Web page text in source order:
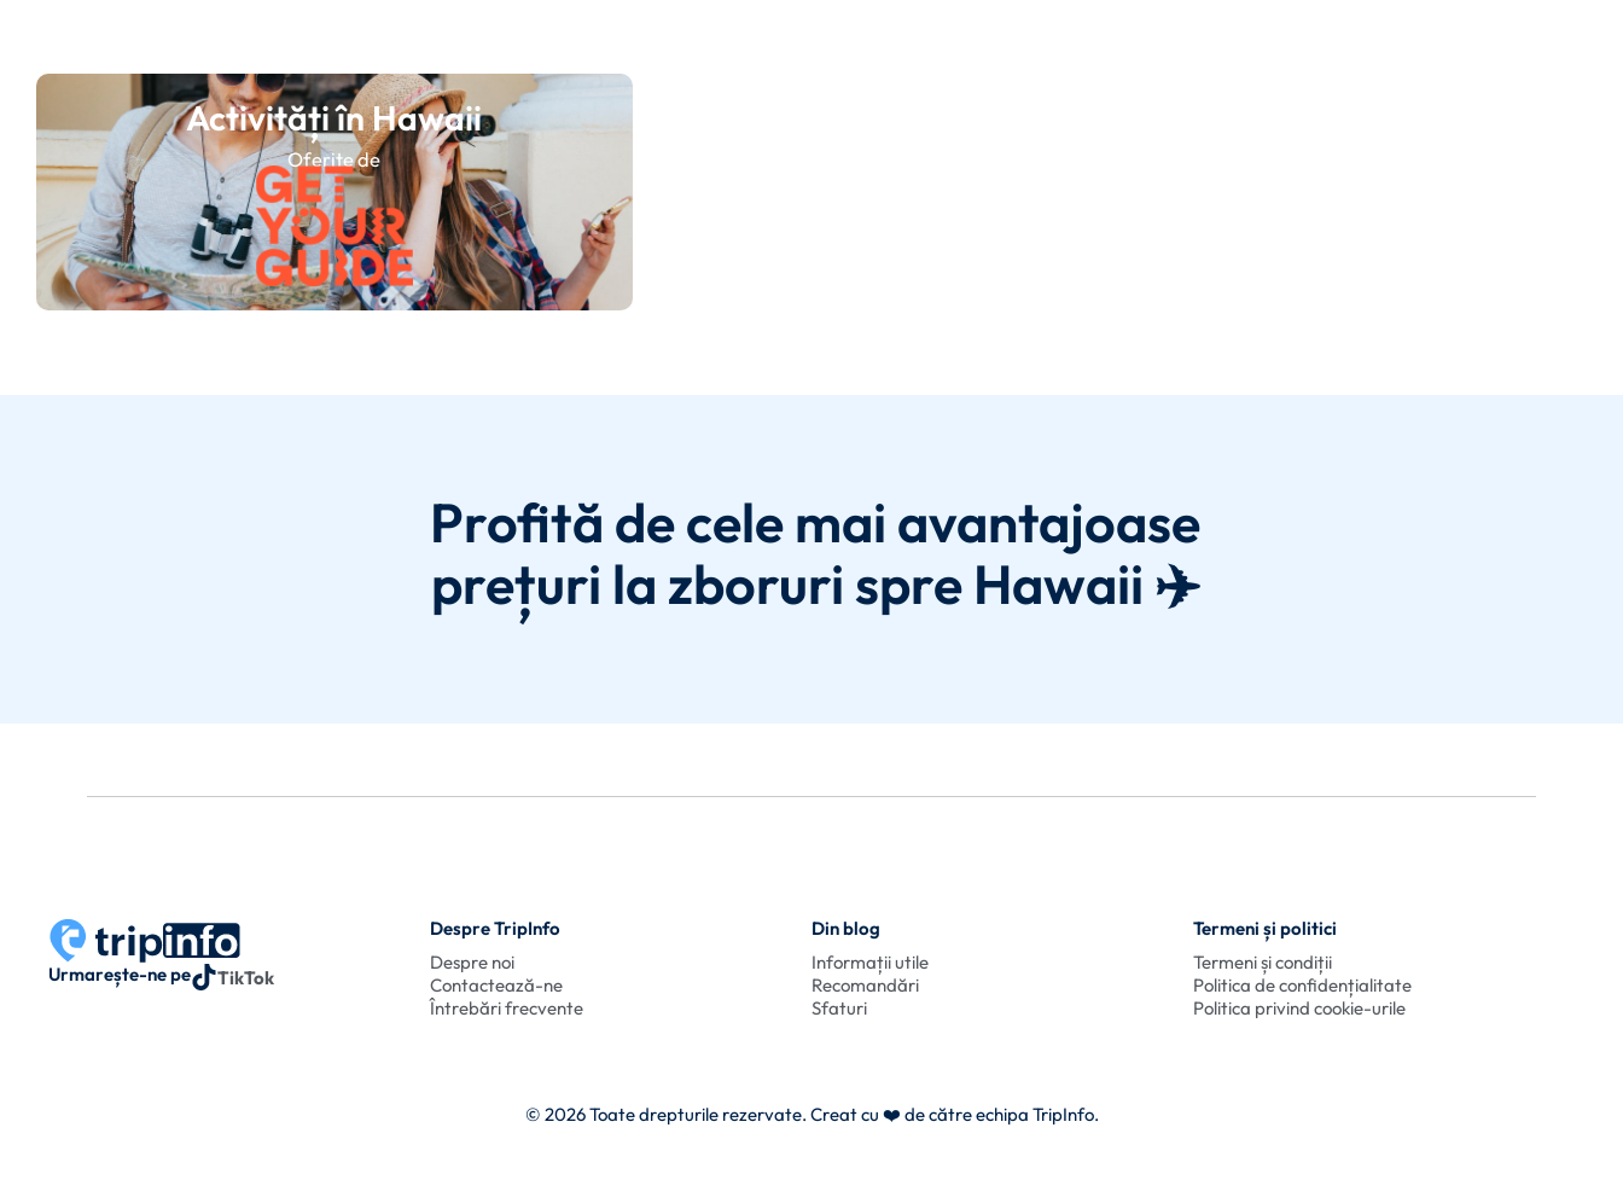
Activități în Hawaii
Oferite de
Profită de cele mai avantajoase
prețuri la zboruri spre Hawaii ✈️
Urmarește-ne pe TikTok
Despre TripInfo
Despre noi
Contactează-ne
Întrebări frecvente
Din blog
Informații utile
Recomandări
Sfaturi
Termeni și politici
Termeni și condiții
Politica de confidențialitate
Politica privind cookie-urile
© 2026 Toate drepturile rezervate. Creat cu ❤️ de către echipa TripInfo.